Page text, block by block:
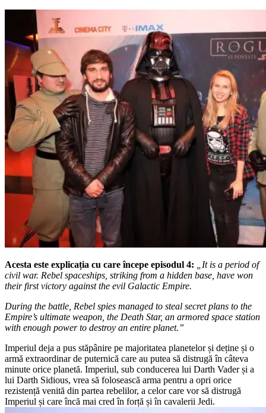
Acesta este explicația cu care începe episodul 4:
„It is a period of
civil war. Rebel spaceships, striking from a hidden base, have won
their first victory against the evil Galactic Empire.
During the battle, Rebel spies managed to steal secret plans to the
Empire’s ultimate weapon, the Death Star, an armored space station
with enough power to destroy an entire planet.”
Imperiul deja a pus stăpânire pe majoritatea planetelor și deține și o
armă extraordinar de puternică care au putea să distrugă în câteva
minute orice planetă. Imperiul, sub conducerea lui Darth Vader și a
lui Darth Sidious, vrea să folosească arma pentru a opri orice
rezistență venită din partea rebelilor, a celor care vor să distrugă
Imperiul și care încă mai cred în forță și în cavalerii Jedi.